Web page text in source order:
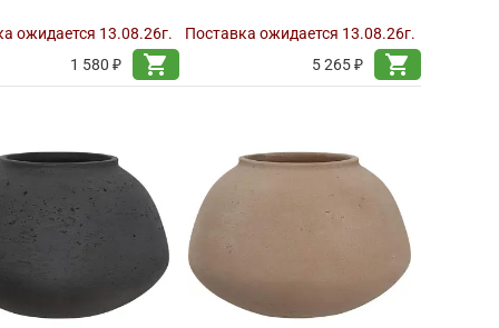
ожидается 13.08.26г.
1 580 ₽
shopping_cart
Поставка ожидается 13.08.26г.
5 265 ₽
shopping_cart